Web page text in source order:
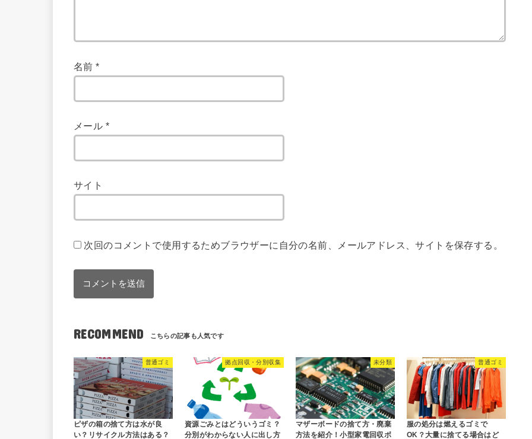
名前*
メール *
サイト
次回のコメントで使用するためブラウザーに自分の名前、メールアドレス、サイトを保存する。
RECOMMEND
普通ゴミ
ピザの箱の捨て方は水が良
い？リサイクル方法はある？
拠点回収・分別収集
資源ごみとはどういうゴミ？
分別がわからない人に出し方
未分類
マザーボードの捨て方・廃棄
方法を紹介！小型家電回収ボ
普通ゴミ
服の処分は燃えるゴミで
OK？大量に捨てる場合はど